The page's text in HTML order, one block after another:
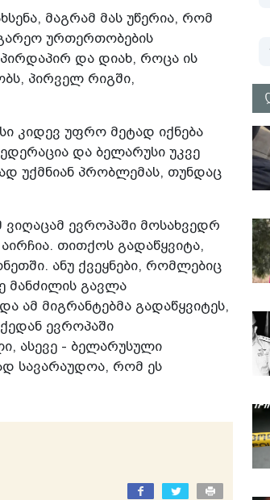
მაგრამ მას უწერია, რომ
ურთერთობების
პირდაპირ და დიახ, როცა ის
პირველ რიგში,
კიდევ უფრო მეტად იქნება
და ბელარუსი უკვე
უქმნიან პრობლემას, თუნდაც
ევროპაში მოსახვედრ
თითქოს გადაწყვიტა,
ანუ ქვეყნები, რომლებიც
მანძილის გავლა
ამ მიგრანტებმა გადაწყვიტეს,
ევროპაში
ასევე - ბელარუსული
სავარაუდოა, რომ ეს